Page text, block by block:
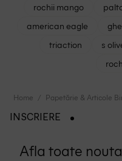
rochii mango
american eagle
triaction
s
Home Papetărie & Articole
INSCRIERE
Afla toate